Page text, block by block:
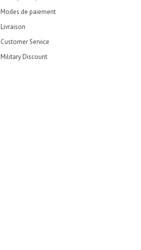
Modes de paiement
Livraison
Customer Service
Military Discount